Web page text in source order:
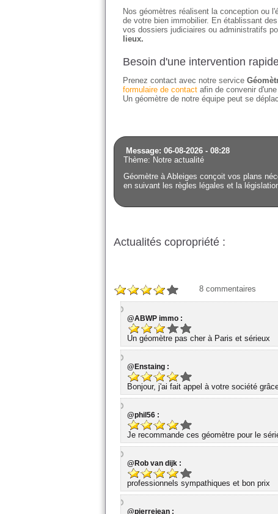
Nos géomètres réalisent la conception ou
de votre bien immobilier. En établissant
vos dossiers judiciaires ou administratifs
lieux.
Besoin d'une intervention
Prenez contact avec notre service
formulaire de contact afin de convenir
Un géomètre de notre équipe peut se
Message: 06-08-2026 - 08:28
Thème: Notre actualité
Géomètre à Ableiges conçoit vos plans
en suivant les règles légales et la
Actualités copropriété :
8 commentaires
@ABWP immo :
Un géomètre pas cher à Paris et sérieux
@Enstaing :
Bonjour, j'ai fait appel à votre société
@phil56 :
Je recommande ces géomètre pour le
@Rob van dijk :
professionnels sympathiques et bon prix
@pierrejean :